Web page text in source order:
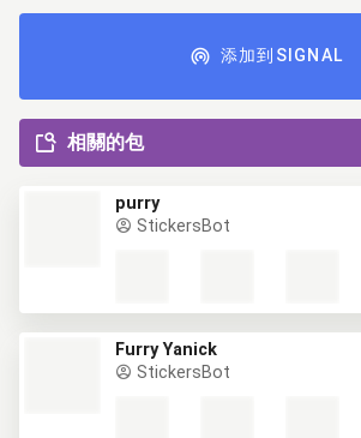
添加到SIGNAL
相關的包
purry
StickersBot
Furry Yanick
StickersBot